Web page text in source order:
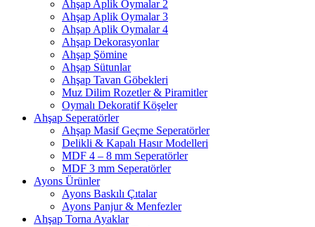
Ahşap Aplik Oymalar 2
Ahşap Aplik Oymalar 3
Ahşap Aplik Oymalar 4
Ahşap Dekorasyonlar
Ahşap Şömine
Ahşap Sütunlar
Ahşap Tavan Göbekleri
Muz Dilim Rozetler & Piramitler
Oymalı Dekoratif Köşeler
Ahşap Seperatörler
Ahşap Masif Geçme Seperatörler
Delikli & Kapalı Hasır Modelleri
MDF 4 – 8 mm Seperatörler
MDF 3 mm Seperatörler
Ayons Ürünler
Ayons Baskılı Çıtalar
Ayons Panjur & Menfezler
Ahşap Torna Ayaklar